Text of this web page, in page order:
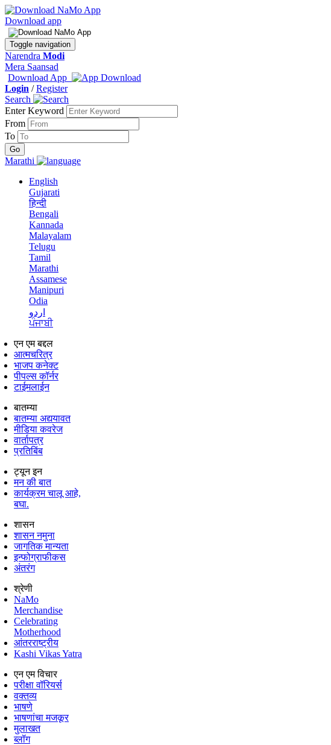
Download app
Toggle navigation
Narendra Modi
Mera Saansad
Download App
Login /Register
Search
Enter Keyword
From
To
Marathi
English
Gujarati
हिन्दी
Bengali
Kannada
Malayalam
Telugu
Tamil
Marathi
Assamese
Manipuri
Odia
اردو
ਪੰਜਾਬੀ
एन एम बद्दल
आत्मचरित्र
भाजप कनेक्ट
पीपल्स कॉर्नर
टाईमलाईन
बातम्या
बातम्या अद्ययावत
मीडिया कवरेज
वार्तापत्र
प्रतिबिंब
ट्यून इन
मन की बात
कार्यक्रम चालू आहे,
बघा.
शासन
शासन नमुना
जागतिक मान्यता
इन्फोग्राफीकस
अंतरंग
श्रेणी
NaMo
Merchandise
Celebrating
Motherhood
आंतरराष्ट्रीय
Kashi Vikas Yatra
एन एम विचार
परीक्षा वॉरियर्स
वक्तव्य
भाषणे
भाषणांचा मजकूर
मुलाखत
ब्लॉग